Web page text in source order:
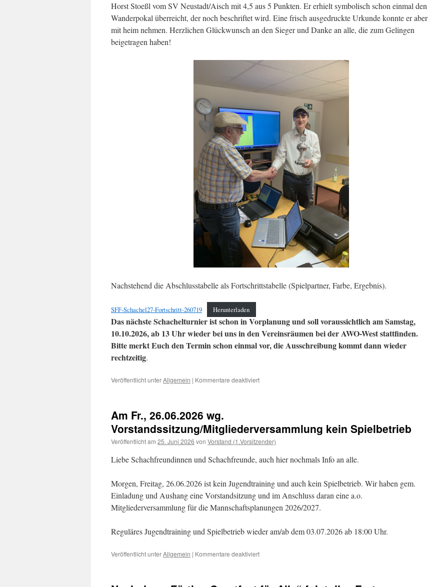
Horst Stoeßl vom SV Neustadt/Aisch mit 4,5 aus 5 Punkten. Er erhielt symbolisch schon einmal den
Wanderpokal überreicht, der noch beschriftet wird. Eine frisch ausgedruckte Urkunde konnte er aber
mit heim nehmen. Herzlichen Glückwunsch an den Sieger und Danke an alle, die zum Gelingen
beigetragen haben!
Nachstehend die Abschlusstabelle als Fortschrittstabelle (Spielpartner, Farbe, Ergebnis).
SFF-Schachel27-Fortschritt-260719 Herunterladen
Das nächste Schachelturnier ist schon in Vorplanung und soll voraussichtlich am Samstag,
10.10.2026, ab 13 Uhr wieder bei uns in den Vereinsräumen bei der AWO-West stattfinden.
Bitte merkt Euch den Termin schon einmal vor, die Ausschreibung kommt dann wieder
rechtzeitig.
Veröffentlicht unterAllgemein | Kommentare deaktiviertfür
Schachelturnier
ist
da!
am
Sa.,
18.07.2026
Am Fr., 26.06.2026 wg.
Vorstandssitzung/Mitgliederversammlung kein Spielbetrieb
Veröffentlicht am 25. Juni 2026 von Vorstand (1.Vorsitzender)
Liebe Schachfreundinnen und Schachfreunde, auch hier nochmals Info an alle.
Morgen, Freitag, 26.06.2026 ist kein Jugendtraining und auch kein Spielbetrieb. Wir haben gem.
Einladung und Aushang eine Vorstandsitzung und im Anschluss daran eine a.o.
Mitgliederversammlung für die Mannschaftsplanungen 2026/2027.
Reguläres Jugendtraining und Spielbetrieb wieder am/ab dem 03.07.2026 ab 18:00 Uhr.
Veröffentlicht unterAllgemein | Kommentare deaktiviertfür